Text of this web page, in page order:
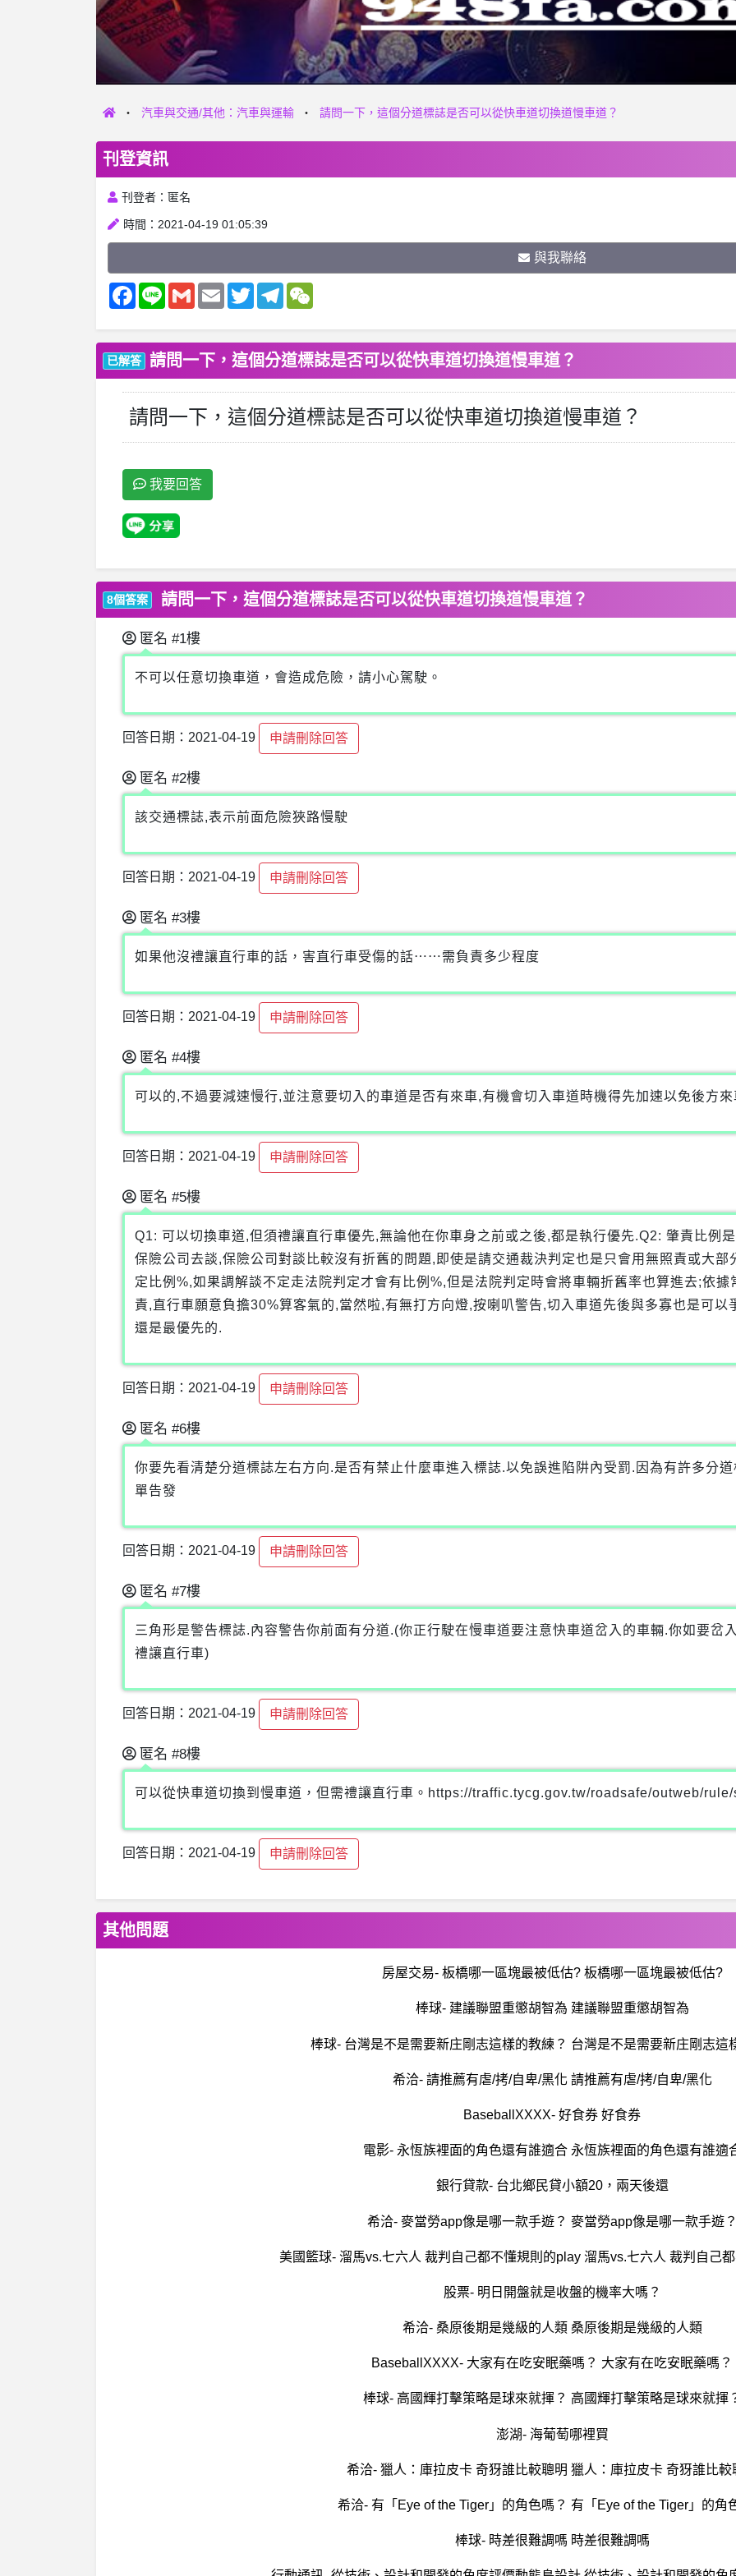
汽車與交通/其他：汽車與運輸 請問一下，這個分道標誌是否可以從快車道切換道慢車道？
刊登資訊
刊登者：匿名
時間：2021-04-19 01:05:39
與我聯絡
Facebook
Line Gmail Email TwitterTelegram
已解答 請問一下，這個分道標誌是否可以從快車道切換道慢車道？
請問一下，這個分道標誌是否可以從快車道切換道慢車道？
我要回答
8個答案 請問一下，這個分道標誌是否可以從快車道切換道慢車道？
匿名 #1樓
不可以任意切換車道，會造成危險，請小心駕駛。
回答日期：2021-04-19 申請刪除回答
匿名 #2樓
該交通標誌,表示前面危險狹路慢駛
回答日期：2021-04-19 申請刪除回答
匿名 #3樓
如果他沒禮讓直行車的話，害直行車受傷的話⋯⋯需負責多少程度
回答日期：2021-04-19 申請刪除回答
匿名 #4樓
可以的,不過要減速慢行,並注意要切入的車道是否有來車,有機會切入車道時機得先加速以免後方
回答日期：2021-04-19 申請刪除回答
匿名 #5樓
Q1: 可以切換車道,但須禮讓直行車優先,無論他在你車身之前或之後,都是執行優先.Q2: 肇責比例
保險公司去談,保險公司對談比較沒有折舊的問題,即使是請交通裁決判定也是只會用無照責或大
定比例%,如果調解談不定走法院判定才會有比例%,但是法院判定時會將車輛折舊率也算進去;依
責,直行車願意負擔30%算客氣的,當然啦,有無打方向燈,按喇叭警告,切入車道先後與多寡也是可
還是最優先的.
回答日期：2021-04-19 申請刪除回答
匿名 #6樓
你要先看清楚分道標誌左右方向.是否有禁止什麼車進入標誌.以免誤進陷阱內受罰.因為有許多分
單告發
回答日期：2021-04-19 申請刪除回答
匿名 #7樓
三角形是警告標誌.內容警告你前面有分道.(你正行駛在慢車道要注意快車道岔入的車輛.你如要岔
禮讓直行車)
回答日期：2021-04-19 申請刪除回答
匿名 #8樓
可以從快車道切換到慢車道，但需禮讓直行車。https://traffic.tycg.gov.tw/roadsafe/outweb/
回答日期：2021-04-19 申請刪除回答
其他問題
房屋交易- 板橋哪一區塊最被低估? 板橋哪一區塊最被低估?
棒球- 建議聯盟重懲胡智為 建議聯盟重懲胡智為
棒球- 台灣是不是需要新庄剛志這樣的教練？ 台灣是不是需要新庄剛志這
希洽- 請推薦有虐/拷/自卑/黑化 請推薦有虐/拷/自卑/黑化
BaseballXXXX- 好食券 好食券
電影- 永恆族裡面的角色還有誰適合 永恆族裡面的角色還有誰適
銀行貸款- 台北鄉民貸小額20，兩天後還
希洽- 麥當勞app像是哪一款手遊？ 麥當勞app像是哪一款手遊
美國籃球- 溜馬vs.七六人 裁判自己都不懂規則的play 溜馬vs.七六人 裁判自己
股票- 明日開盤就是收盤的機率大嗎？
希洽- 桑原後期是幾級的人類 桑原後期是幾級的人類
BaseballXXXX- 大家有在吃安眠藥嗎？ 大家有在吃安眠藥嗎？
棒球- 高國輝打擊策略是球來就揮？ 高國輝打擊策略是球來就揮
澎湖- 海葡萄哪裡買
希洽- 獵人：庫拉皮卡 奇犽誰比較聰明 獵人：庫拉皮卡 奇犽誰比較
希洽- 有「Eye of the Tiger」的角色嗎？ 有「Eye of the Tiger」的角
棒球- 時差很難調嗎 時差很難調嗎